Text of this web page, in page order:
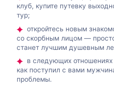
клуб, купите путевку
тур;
откройтесь новым
со скорбным лицом —
станет лучшим душевным
в следующих отношениях
как поступил с вами
проблемы.